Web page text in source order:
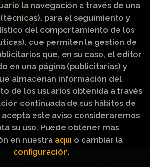
Religiosos Peinado
la navegación a través de una
para el seguimiento y
del comportamiento de los
que permiten la gestión de
que, en su caso, el editor
en una página (publicitarias) y
almacenan información del
de los usuarios obtenida a través
continuada de sus hábitos de
acepta este aviso consideraremos
su uso. Puede obtener más
en nuestra aquí o cambiar la
configuración.